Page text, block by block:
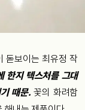
돋보이는 최유정 작
한지 텍스처를 그대
때문. 꽃의 화려함